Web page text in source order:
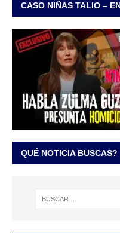
CASO NIÑAS TALIO –
QUÉ NOTICIA BUSCAS?